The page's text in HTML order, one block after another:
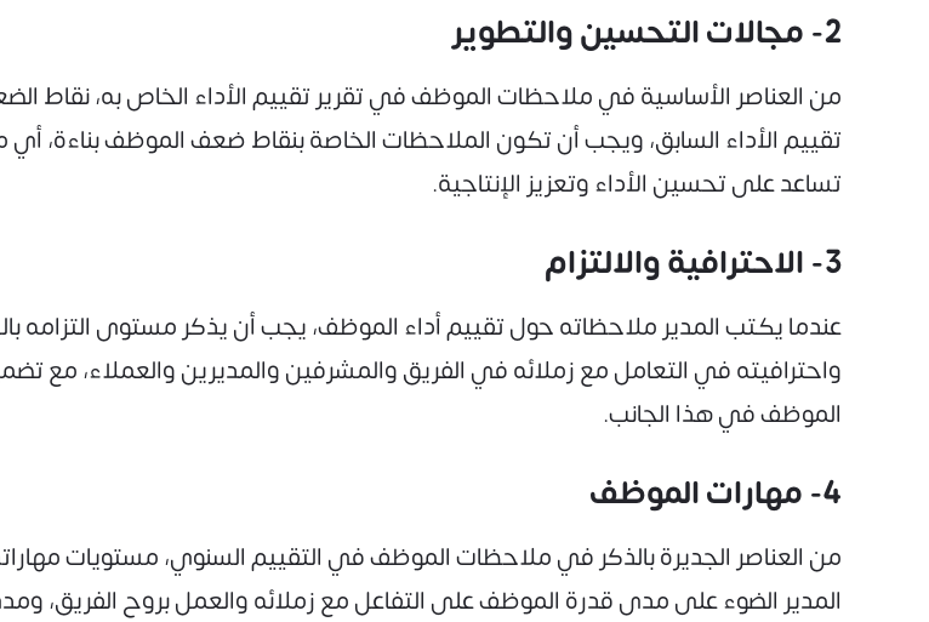
2- مجالات التحسين والتطوير
من العناصر الأساسية في ملاحظات الموظف في تقرير تقييم الأداء الخاص به، نقاط
تقييم الأداء السابق، ويجب أن تكون الملاحظات الخاصة بنقاط ضعف الموظف بناءة،
تساعد على تحسين الأداء وتعزيز الإنتاجية.
3- الاحترافية والالتزام
عندما يكتب المدير ملاحظاته حول تقييم أداء الموظف، يجب أن يذكر مستوى التزامه
واحترافيته في التعامل مع زملائه في الفريق والمشرفين والمديرين والعملاء،
الموظف في هذا الجانب.
4- مهارات الموظف
من العناصر الجديرة بالذكر في ملاحظات الموظف في التقييم السنوي، مستويات
المدير الضوء على مدى قدرة الموظف على التفاعل مع زملائه والعمل بروح الفريق،